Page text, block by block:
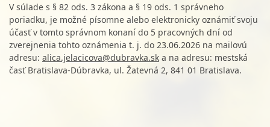
V súlade s § 82 ods. 3 zákona a § 19 ods. 1 správneho
poriadku, je možné písomne alebo elektronicky oznámiť svoju
účasť v tomto správnom konaní do 5 pracovných dní od
zverejnenia tohto oznámenia t. j. do 23.06.2026 na mailovú
adresu: alica.jelacicova@dubravka.sk a na adresu: mestská
časť Bratislava-Dúbravka, ul. Žatevná 2, 841 01 Bratislava.